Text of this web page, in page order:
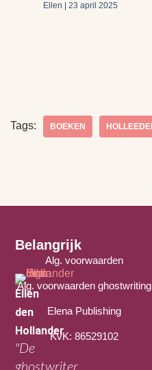
Ellen 23 april 2025
Tags: BOEKEN
Ellen
den
Hollander
"De
Belangrijk
Alg. voorwaarden
Alg. voorwaarden ghostwriting
Elena Publishing
KvK: 86529102